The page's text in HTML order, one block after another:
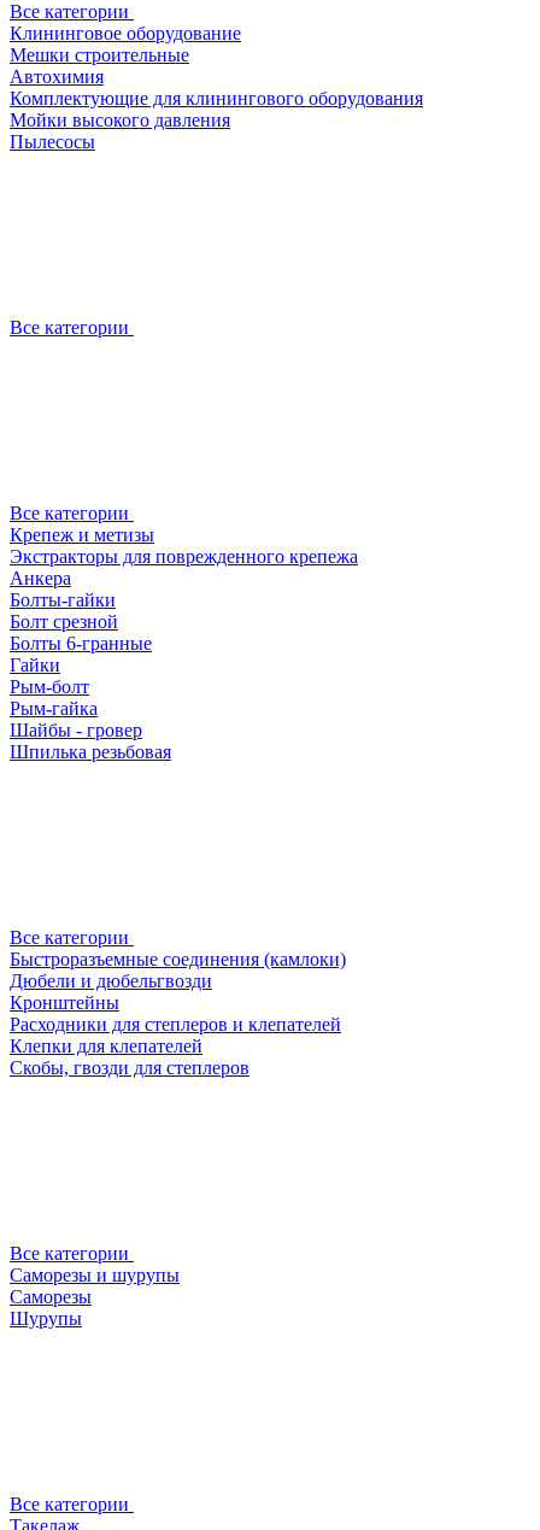
Все категории
Клининговое оборудование
Мешки строительные
Автохимия
Комплектующие для клинингового оборудования
Мойки высокого давления
Пылесосы
Все категории
Все категории
Крепеж и метизы
Экстракторы для поврежденного крепежа
Анкера
Болты-гайки
Болт срезной
Болты 6-гранные
Гайки
Рым-болт
Рым-гайка
Шайбы - гровер
Шпилька резьбовая
Все категории
Быстроразъемные соединения (камлоки)
Дюбели и дюбельгвозди
Кронштейны
Расходники для степлеров и клепателей
Клепки для клепателей
Скобы, гвозди для степлеров
Все категории
Саморезы и шурупы
Саморезы
Шурупы
Все категории
Такелаж